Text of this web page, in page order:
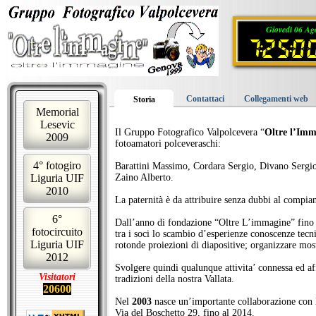
Giovedì 06
Memorial
Lesevic
2009
4° fotogiro
Liguria UIF
2010
6°
fotocircuito
Liguria UIF
2012
Visitatori
20600
Storia Contattaci Collegamenti web
Il Gruppo Fotografico Valpolcevera “Oltre
fotoamatori polceveraschi:
Barattini Massimo, Cordara Sergio, Divano
Zaino Alberto.
La paternità è da attribuire senza dubbi al
Dall’anno di fondazione “Oltre L’immagine”
tra i soci lo scambio d’esperienze conoscenze
rotonde proiezioni di diapositive; organizzare
Svolgere quindi qualunque attivita’ connessa ed
tradizioni della nostra Vallata.
Nel 2003 nasce un’importante collaborazione
Via del Boschetto 29, fino al 2014.